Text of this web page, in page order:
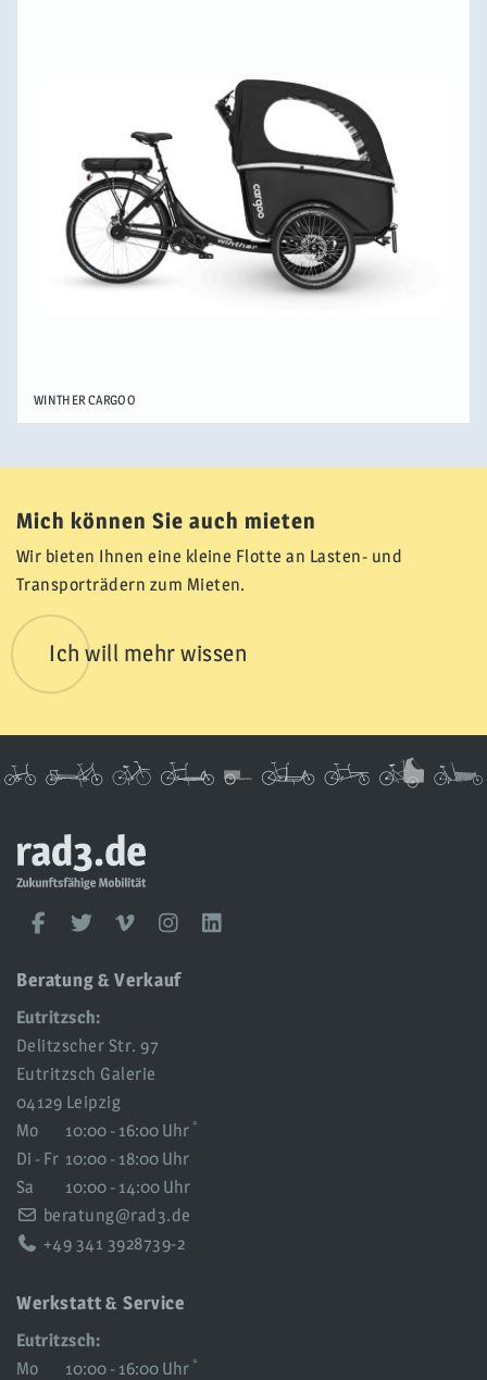
WINTHER CARGOO
Mich können Sie auch mieten
Wir bieten Ihnen eine kleine Flotte an Lasten- und
Transporträdern zum Mieten.
Ich will mehr wissen
rad3
UG
rad3
Social
FacebookTwitter Vimeo Instagram
Beratung & Verkauf
Eutritzsch:
Delitzscher Str. 97
Eutritzsch Galerie
04129 Leipzig
Mo
10:00 - 16:00 Uhr *
Di - Fr 10:00 - 18:00 Uhr
Sa
10:00 - 14:00 Uhr
beratung@rad3.de
+49 341 3928739-2
Werkstatt & Service
Eutritzsch:
Mo
10:00 - 16:00 Uhr *